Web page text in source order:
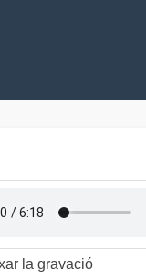
la gravació